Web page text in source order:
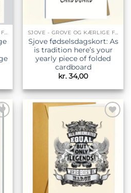
SJOVE - GROVE OG KÆRLIGE FØDSELSDAGSKORT SJOVE - GROVE OG KÆRLIGE FØDSELSDAGSKORT
Sjove fødselsdagskort: As
is tradition here’s your
yearly piece of folded
cardboard
kr. 34,00
Tilføj til
ønskeliste